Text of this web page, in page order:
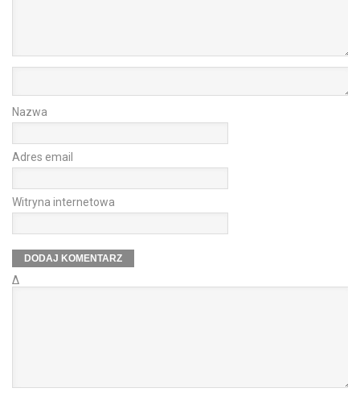
Nazwa
Adres email
Witryna internetowa
Δ